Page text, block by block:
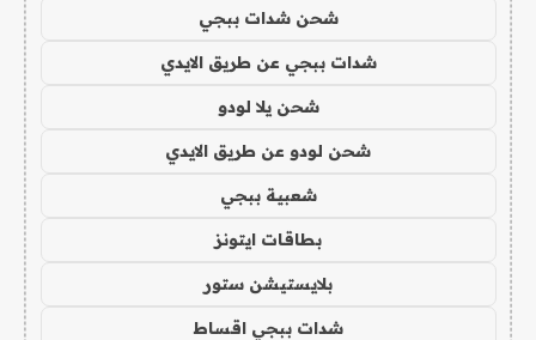
شحن شدات ببجي
شدات ببجي عن طريق الايدي
شحن يلا لودو
شحن لودو عن طريق الايدي
شعبية ببجي
بطاقات ايتونز
بلايستيشن ستور
شدات ببجي اقساط